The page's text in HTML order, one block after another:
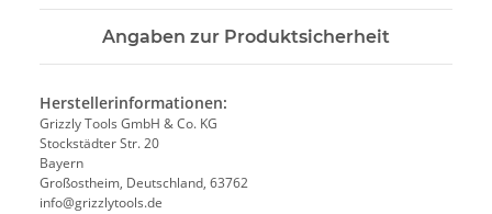
Angaben zur Produktsicherheit
Herstellerinformationen:
Grizzly Tools GmbH & Co. KG
Stockstädter Str. 20
Bayern
Großostheim, Deutschland, 63762
info@grizzlytools.de